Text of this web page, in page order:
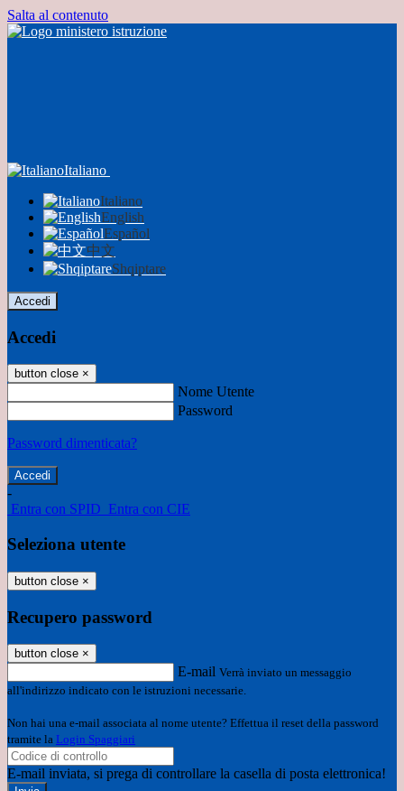
Salta al contenuto
Italiano
Italiano
English
Español
中文
Shqiptare
Accedi
Accedi
button close ×
Nome Utente
Password
Password dimenticata?
-
Entra con SPID Entra con CIE
Seleziona utente
button close ×
Recupero password
button close ×
E-mail Verrà inviato un messaggio
all'indirizzo indicato con le istruzioni necessarie.
Non hai una e-mail associata al nome utente? Effettua il reset della password
tramite la Login Spaggiari
E-mail inviata, si prega di controllare la casella di posta elettronica!